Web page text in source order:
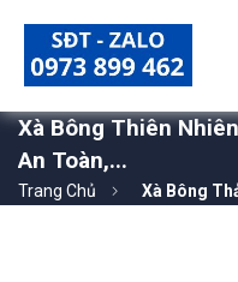
Xà Bông Thiên
An Toàn,...
Trang Chủ Xà Bông